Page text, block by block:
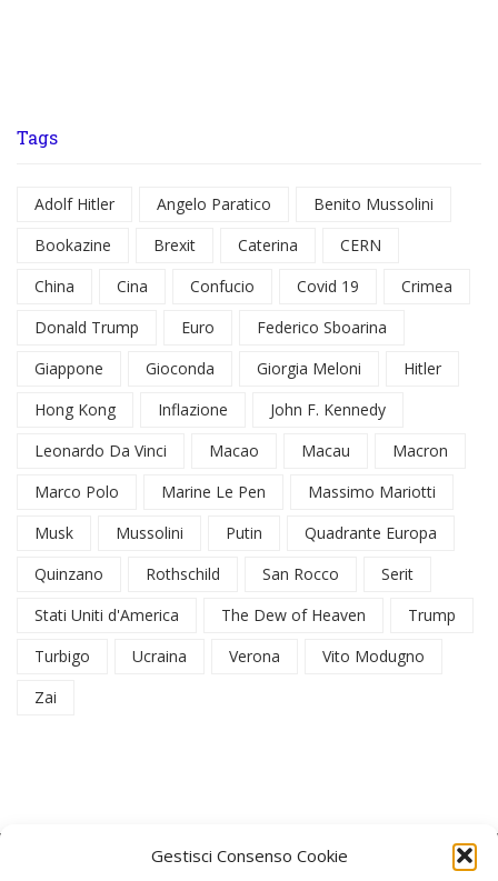
Gestisci Consenso Cookie
Tags
Adolf Hitler Angelo Paratico
Benito Mussolini
Bookazine
Brexit Caterina
CERN
China
Cina Confucio Covid 19
Crimea
Donald Trump
Euro
Federico Sboarina
Giappone
Gioconda Giorgia Meloni
Hitler
Hong Kong
Inflazione
John F. Kennedy
Leonardo Da Vinci
Macao Macau
Macron
Marco Polo
Marine Le Pen
Massimo Mariotti
Musk
Mussolini Putin
Quadrante Europa
Quinzano
Rothschild San Rocco
Serit
Stati Uniti d'America
The Dew of Heaven
Trump
Turbigo
Ucraina Verona
Vito Modugno
Zai